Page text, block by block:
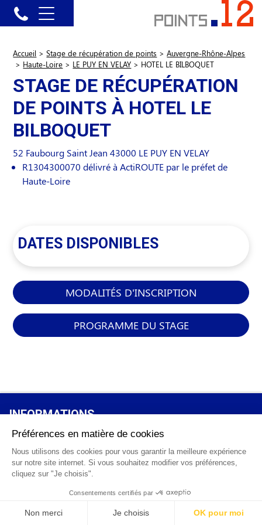
Accueil > Stage de récupération de points > Auvergne-Rhône-Alpes
> Haute-Loire > LE PUY EN VELAY > HOTEL LE BILBOQUET
STAGE DE RÉCUPÉRATION
DE POINTS À HOTEL LE
BILBOQUET
52 Faubourg Saint Jean 43000 LE PUY EN VELAY
R1304300070 délivré à ActiROUTE par le préfet de
Haute-Loire
DATES DISPONIBLES
MODALITÉS D'INSCRIPTION
PROGRAMME DU STAGE
INFORMATIONS
GÉNÉRALES
Qui sommes-nous ?
FAQ
CGV
Mentions légales
0 820 25 02 38
info@points12.fr